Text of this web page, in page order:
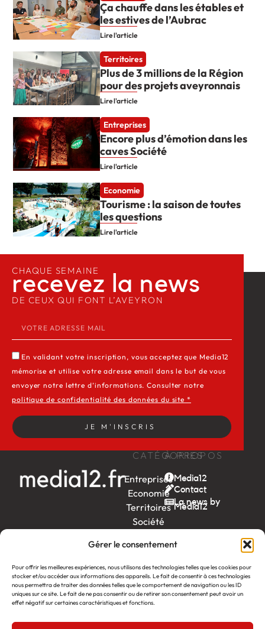
Gérer le consentement
Pour offrir les meilleures expériences, nous utilisons des technologies telles que les cookies pour
stocker et/ou accéder aux informations des appareils. Le fait de consentir à ces technologies
nous permettra de traiter des données telles que le comportement de navigation ou les ID
uniques sur ce site. Le fait de ne pas consentir ou de retirer son consentement peut avoir un
effet négatif sur certaines caractéristiques et fonctions.
Ça chauffe dans les étables et
les estives de l’Aubrac
Lire l'article
Territoires
Plus de 3 millions de la Région
pour des projets aveyronnais
Lire l'article
Entreprises
Encore plus d’émotion dans les
caves Société
Lire l'article
Economie
Tourisme : la saison de toutes
les questions
Lire l'article
CATÉGORIES
Entreprises
Economie
Territoires
Société
end
Ambition
by EDF
itw
by
Léa
À PROPOS
Media12
Contact
La news by
Média12
CHAQUE SEMAINE
recevez la news​
DE CEUX QUI FONT L’AVEYRON
En validant votre inscription, vous acceptez que Media12
mémorise et utilise votre adresse email dans le but de vous
envoyer notre lettre d’informations. Consulter notre
politique de confidentialité des données du site *
JE M'INSCRIS